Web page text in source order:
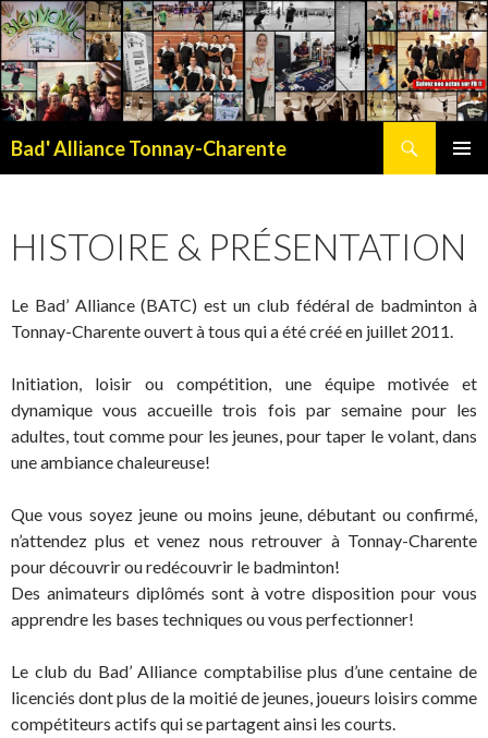
Bad' Alliance Tonnay-Charente
HISTOIRE & PRÉSENTATION
Le Bad’ Alliance (BATC) est un club fédéral de badminton à
Tonnay-Charente ouvert à tous qui a été créé en juillet 2011.
Initiation, loisir ou compétition, une équipe motivée et
dynamique vous accueille trois fois par semaine pour les
adultes, tout comme pour les jeunes, pour taper le volant, dans
une ambiance chaleureuse!
Que vous soyez jeune ou moins jeune, débutant ou confirmé,
n’attendez plus et venez nous retrouver à Tonnay-Charente
pour découvrir ou redécouvrir le badminton!
Des animateurs diplômés sont à votre disposition pour vous
apprendre les bases techniques ou vous perfectionner!
Le club du Bad’ Alliance comptabilise plus d’une centaine de
licenciés dont plus de la moitié de jeunes, joueurs loisirs comme
compétiteurs actifs qui se partagent ainsi les courts.